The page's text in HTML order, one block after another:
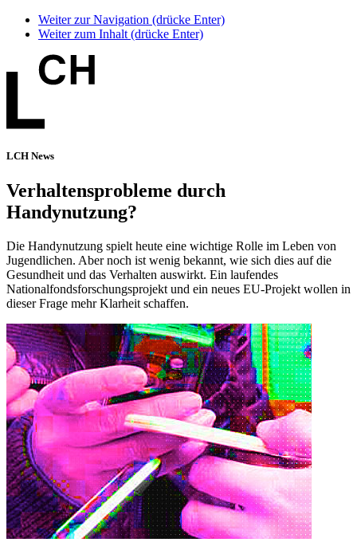
Weiter zur Navigation (drücke Enter)
Weiter zum Inhalt (drücke Enter)
LCH News
Verhaltensprobleme durch
Handynutzung?
Die Handynutzung spielt heute eine wichtige Rolle im Leben von
Jugendlichen. Aber noch ist wenig bekannt, wie sich dies auf die
Gesundheit und das Verhalten auswirkt. Ein laufendes
Nationalfondsforschungsprojekt und ein neues EU-Projekt wollen in
dieser Frage mehr Klarheit schaffen.